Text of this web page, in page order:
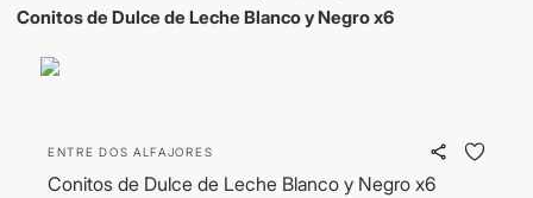
Conitos de Dulce de Leche Blanco y Negro x6
ENTRE DOS ALFAJORES
Conitos de Dulce de Leche Blanco y Negro x6
1. perfumes
5. vino